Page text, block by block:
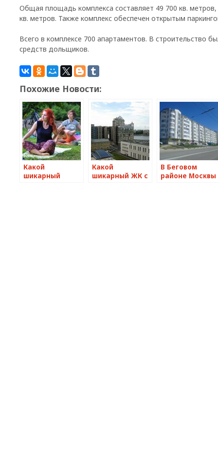
Общая площадь комплекса составляет 49 700 кв.
кв. метров. Также комплекс обеспечен открытым
Всего в комплексе 700 апартаментов. В строительство
средств дольщиков.
Похожие Новости:
Какой
шикарный
Какой
шикарный ЖК с
В Беговом
районе Москвы